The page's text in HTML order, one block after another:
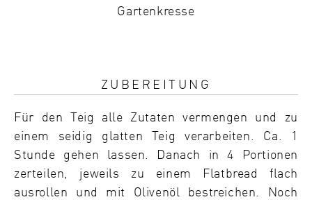
Gartenkresse
ZUBEREITUNG
Für den Teig alle Zutaten vermengen und zu
einem seidig glatten Teig verarbeiten.
Ca. 1
Stunde gehen lassen. Danach in 4 Portionen
zerteilen, jeweils zu einem Flatbread flach
ausrollen und mit Olivenöl bestreichen.
Noch